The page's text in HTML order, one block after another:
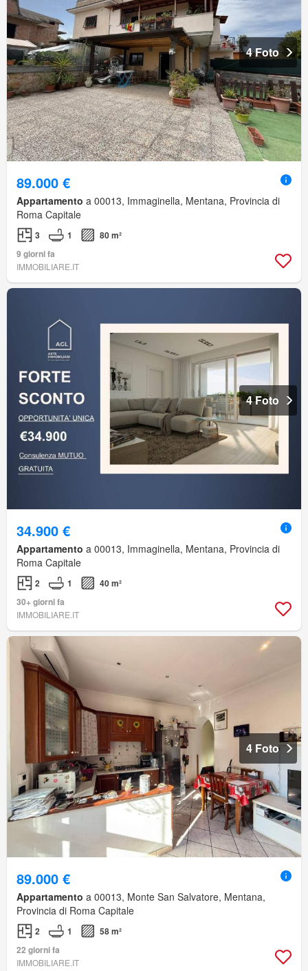
4 Foto
89.000 €
Appartamento a 00013, Immaginella, Mentana, Provincia di
Roma Capitale
3 1
80 m²
9 giorni fa
IMMOBILIARE.IT
4 Foto
34.900 €
Appartamento a 00013, Immaginella, Mentana, Provincia di
Roma Capitale
2 1
40 m²
30+ giorni fa
IMMOBILIARE.IT
4 Foto
89.000 €
Appartamento a 00013, Monte San Salvatore, Mentana,
Provincia di Roma Capitale
2 1
58 m²
22 giorni fa
IMMOBILIARE.IT